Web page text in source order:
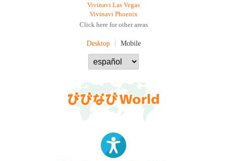
Vivinavi Las Vegas
Vivinavi Phoenix
Click here for other areas
Desktop Mobile